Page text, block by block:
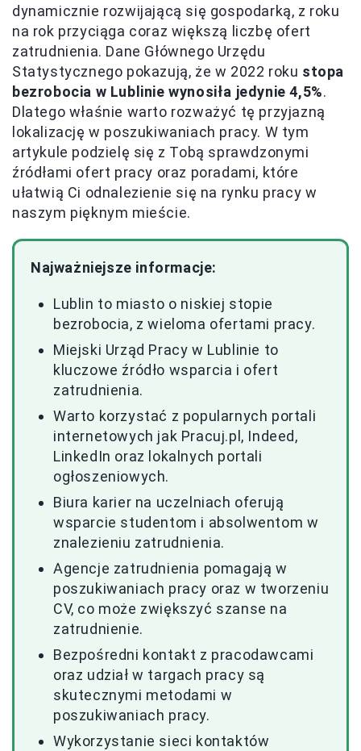
dynamicznie rozwijającą się gospodarką, z roku
na rok przyciąga coraz większą liczbę ofert
zatrudnienia. Dane Głównego Urzędu
Statystycznego pokazują, że w 2022 roku stopa
bezrobocia w Lublinie wynosiła jedynie 4,5%.
Dlatego właśnie warto rozważyć tę przyjazną
lokalizację w poszukiwaniach pracy. W tym
artykule podzielę się z Tobą sprawdzonymi
źródłami ofert pracy oraz poradami, które
ułatwią Ci odnalezienie się na rynku pracy w
naszym pięknym mieście.
Najważniejsze informacje:
Lublin to miasto o niskiej stopie
bezrobocia, z wieloma ofertami pracy.
Miejski Urząd Pracy w Lublinie to
kluczowe źródło wsparcia i ofert
zatrudnienia.
Warto korzystać z popularnych portali
internetowych jak Pracuj.pl, Indeed,
LinkedIn oraz lokalnych portali
ogłoszeniowych.
Biura karier na uczelniach oferują
wsparcie studentom i absolwentom w
znalezieniu zatrudnienia.
Agencje zatrudnienia pomagają w
poszukiwaniach pracy oraz w tworzeniu
CV, co może zwiększyć szanse na
zatrudnienie.
Bezpośredni kontakt z pracodawcami
oraz udział w targach pracy są
skutecznymi metodami w
poszukiwaniach pracy.
Wykorzystanie sieci kontaktów